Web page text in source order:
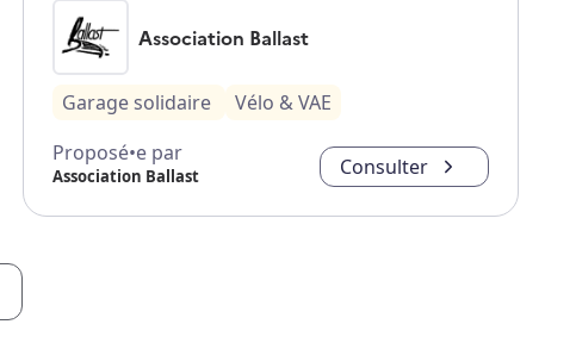
Association Ballast
Garage solidaire
Vélo & VAE
Proposé•e par
Association Ballast Consulter